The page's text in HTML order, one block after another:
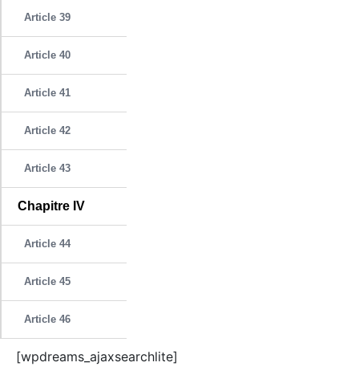
Article 39
Article 40
Article 41
Article 42
Article 43
Chapitre IV
Article 44
Article 45
Article 46
[wpdreams_ajaxsearchlite]